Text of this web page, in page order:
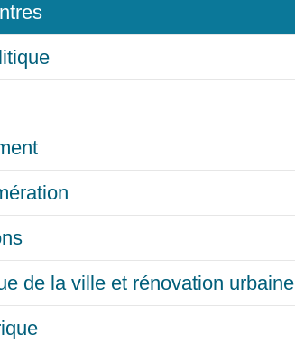
de la ville et rénovation urbaine